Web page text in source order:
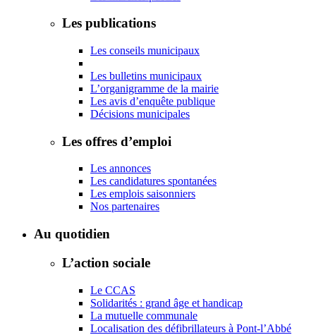
Les publications
Les conseils municipaux
Les bulletins municipaux
L’organigramme de la mairie
Les avis d’enquête publique
Décisions municipales
Les offres d’emploi
Les annonces
Les candidatures spontanées
Les emplois saisonniers
Nos partenaires
Au quotidien
L’action sociale
Le CCAS
Solidarités : grand âge et handicap
La mutuelle communale
Localisation des défibrillateurs à Pont-l’Abbé